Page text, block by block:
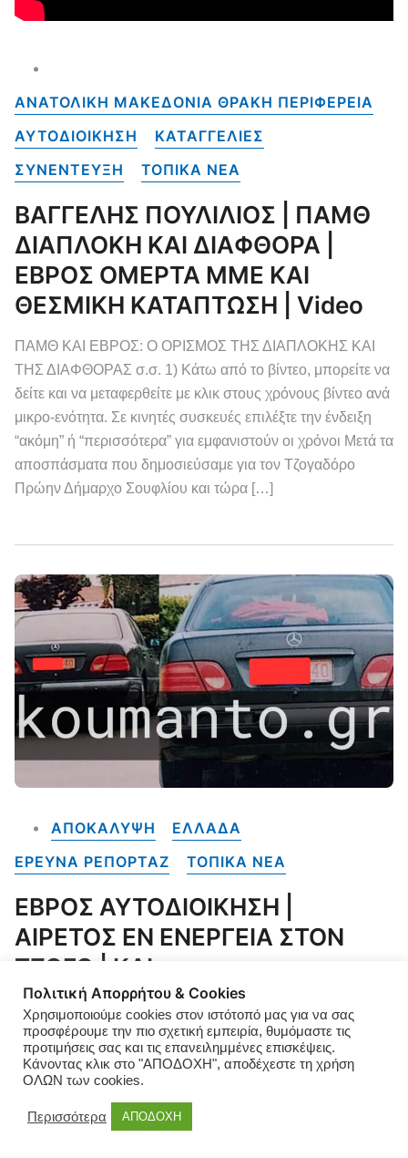
ΑΝΑΤΟΛΙΚΗ ΜΑΚΕΔΟΝΙΑ ΘΡΑΚΗ ΠΕΡΙΦΕΡΕΙΑ
ΑΥΤΟΔΙΟΙΚΗΣΗ
ΚΑΤΑΓΓΕΛΙΕΣ
ΣΥΝΕΝΤΕΥΞΗ
ΤΟΠΙΚΑ NEA
ΒΑΓΓΕΛΗΣ ΠΟΥΛΙΛΙΟΣ | ΠΑΜΘ
ΔΙΑΠΛΟΚΗ ΚΑΙ ΔΙΑΦΘΟΡΑ |
ΕΒΡΟΣ ΟΜΕΡΤΑ ΜΜΕ ΚΑΙ
ΘΕΣΜΙΚΗ ΚΑΤΑΠΤΩΣΗ | Video
ΠΑΜΘ ΚΑΙ ΕΒΡΟΣ: Ο ΟΡΙΣΜΟΣ ΤΗΣ ΔΙΑΠΛΟΚΗΣ ΚΑΙ
ΤΗΣ ΔΙΑΦΘΟΡΑΣ σ.σ. 1) Κάτω από το βίντεο, μπορείτε να
δείτε και να μεταφερθείτε με κλικ στους χρόνους βίντεο ανά
μικρο-ενότητα. Σε κινητές συσκευές επιλέξτε την ένδειξη
“ακόμη” ή “περισσότερα” για εμφανιστούν οι χρόνοι Μετά τα
αποσπάσματα που δημοσιεύσαμε για τον Τζογαδόρο
Πρώην Δήμαρχο Σουφλίου και τώρα […]
ΑΠΟΚΑΛΥΨΗ
ΕΛΛΑΔΑ
ΕΡΕΥΝΑ ΡΕΠΟΡΤΑΖ
ΤΟΠΙΚΑ NEA
ΕΒΡΟΣ ΑΥΤΟΔΙΟΙΚΗΣΗ |
ΑΙΡΕΤΟΣ ΕΝ ΕΝΕΡΓΕΙΑ ΣΤΟΝ
ΤΖΟΓΟ | ΚΑΙ
ΤΑ ΑΝΤΙΠΛΗΜΜΥΡΙΚΑ ΣΤΗ
ΡΟΥΛΕΤΑ (;) | ΝΤΟΚΟΥΜΕΝΤΑ
ΣΟΚ!!! ΤΟΝ “ΚΑΙΝΕ” ΕΠΙΣΗΜΑ ΕΓΓΡΑΦΑ ΤΟΥ ΚΑΖΙΝΟ
Ζωγράφος, Ντίνος Θεοχαρίδης Το φωτογραφικό υλικό και
Πολιτική Απορρήτου & Cookies
Χρησιμοποιούμε cookies στον ιστότοπό μας για να σας
προσφέρουμε την πιο σχετική εμπειρία, θυμόμαστε τις
προτιμήσεις σας και τις επανειλημμένες επισκέψεις.
Κάνοντας κλικ στο "ΑΠΟΔΟΧΗ", αποδέχεστε τη χρήση
ΟΛΩΝ των cookies.
Περισσότερα ΑΠΟΔΟΧΗ